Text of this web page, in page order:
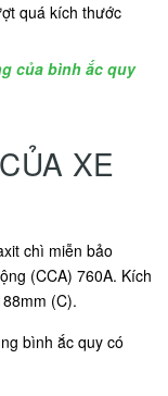
quá kích thước
của bình ắc quy
XE
chì miễn bảo
(CCA) 760A. Kích
(C).
bình ắc quy có